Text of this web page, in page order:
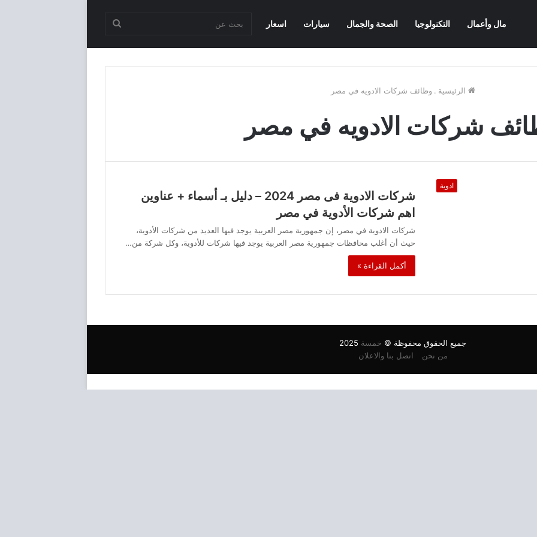
مال وأعمال التكنولوجيا الصحة والجمال سيارات اسعار
الرئيسية . وظائف شركات الادويه في مصر
شركات الادويه في مصر
ادوية
شركات الادوية فى مصر 2024 – دليل بـ أسماء + عناوين
اهم شركات الأدوية في مصر
شركات الادوية في مصر، إن جمهورية مصر العربية يوجد فيها العديد من شركات الأدوية،
حيث أن أغلب محافظات جمهورية مصر العربية يوجد فيها شركات للأدوية، وكل شركة من…
أكمل القراءة »
جميع الحقوق محفوظة © خمسة
من نحن
اتصل بنا والاعلان